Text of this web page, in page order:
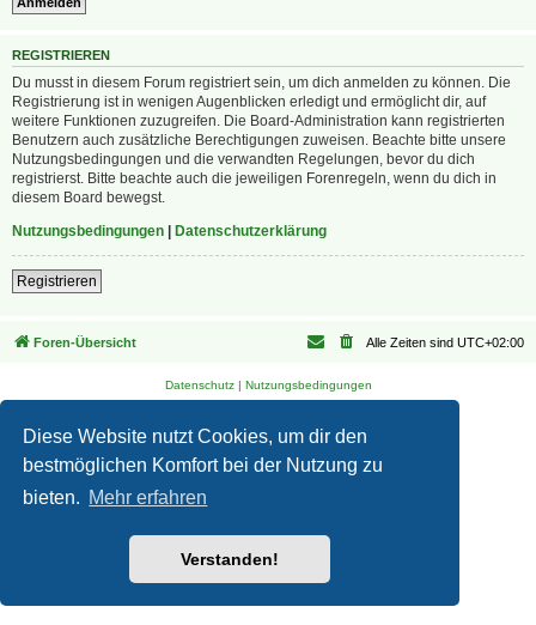
Diese Website nutzt Cookies, um dir den
bestmöglichen Komfort bei der Nutzung zu
bieten. Mehr erfahren
Verstanden!
REGISTRIEREN
Du musst in diesem Forum registriert sein, um dich anmelden zu können. Die
Registrierung ist in wenigen Augenblicken erledigt und ermöglicht dir, auf
weitere Funktionen zuzugreifen. Die Board-Administration kann registrierten
Benutzern auch zusätzliche Berechtigungen zuweisen. Beachte bitte unsere
Nutzungsbedingungen und die verwandten Regelungen, bevor du dich
registrierst. Bitte beachte auch die jeweiligen Forenregeln, wenn du dich in
diesem Board bewegst.
Nutzungsbedingungen
Datenschutzerklärung
Registrieren
Foren-Übersicht Alle Zeiten sind UTC+02:00
Datenschutz| Nutzungsbedingungen